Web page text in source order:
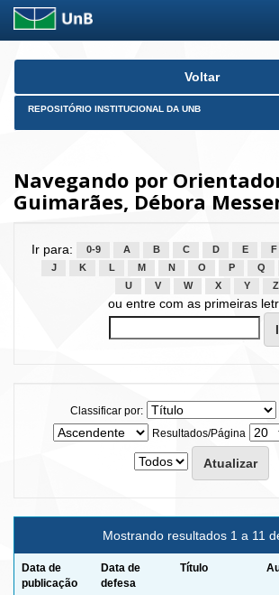
Skip
Voltar
REPOSITÓRIO INSTITUCIONAL DA UNB
Navegando por
Guimarães, Débora
Ir para: 0-9 A B C D E F
J
K L M N O P Q
U
V W X Y Z
ou entre com as primeiras
Classificar por:
Resultados/Página
Mostrando resultados 1 a 11
Data de
publicação
Data de
defesa
Título